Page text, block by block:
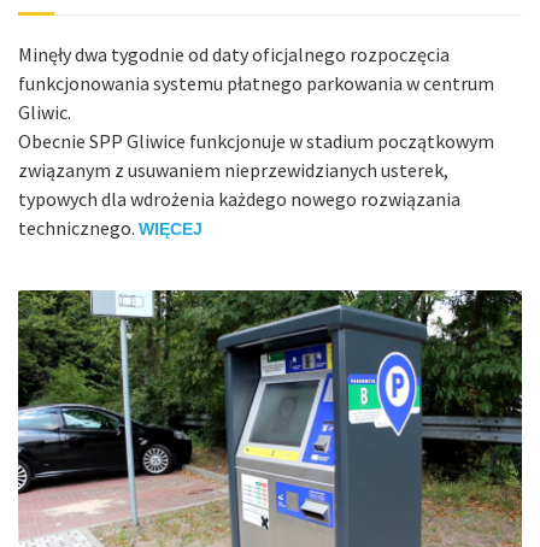
Minęły dwa tygodnie od daty oficjalnego rozpoczęcia
funkcjonowania systemu płatnego parkowania w centrum
Gliwic.
Obecnie SPP Gliwice funkcjonuje w stadium początkowym
związanym z usuwaniem nieprzewidzianych usterek,
typowych dla wdrożenia każdego nowego rozwiązania
technicznego. WIĘCEJ